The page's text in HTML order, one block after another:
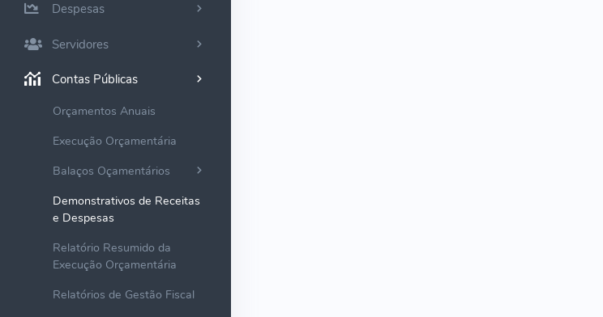
Despesas
Servidores
Contas Públicas
Orçamentos Anuais
Execução Orçamentária
Balaços Oçamentários
Demonstrativos de Receitas
e Despesas
Relatório Resumido da
Execução Orçamentária
Relatórios de Gestão Fiscal